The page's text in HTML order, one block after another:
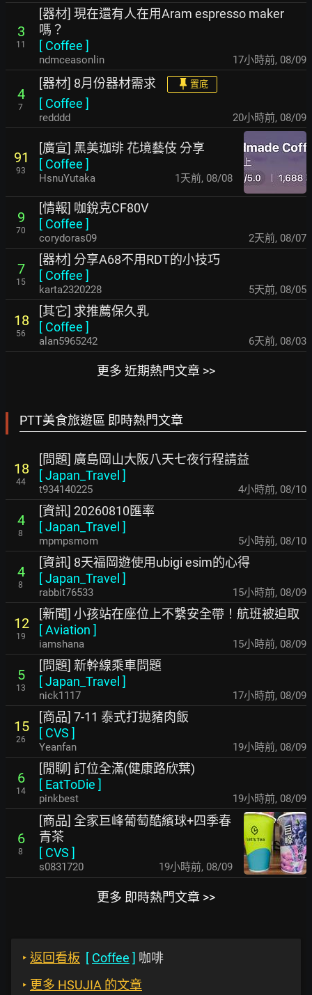
3
11
[器材] 現在還有人在用Aram espresso maker
嗎？
[ Coffee ]
ndmceasonlin 17小時前, 08/09
4
7
[器材] 8月份器材需求 置底
[ Coffee ]
redddd 20小時前, 08/09
91
93
[廣宣] 黑美珈琲 花境藝伎 分享
[ Coffee ]
HsnuYutaka 1天前, 08/08
9
70
[情報] 咖銳克CF80V
[ Coffee ]
corydoras09 2天前, 08/07
7
15
[器材] 分享A68不用RDT的小技巧
[ Coffee ]
karta2320228 5天前, 08/05
18
56
[其它] 求推薦保久乳
[ Coffee ]
alan5965242 6天前, 08/03
更多 近期熱門文章 >>
PTT美食旅遊區 即時熱門文章
18
44
[問題] 廣島岡山大阪八天七夜行程請益
[Japan_Travel ]
t934140225 4小時前, 08/10
4
8
[資訊] 20260810匯率
[Japan_Travel ]
mpmpsmom 5小時前, 08/10
4
8
[資訊] 8天福岡遊使用ubigi esim的心得
[Japan_Travel ]
rabbit76533 15小時前, 08/09
12
19
[新聞] 小孩站在座位上不繫安全帶！航班被迫取
[Aviation ]
iamshana 15小時前, 08/09
5
13
[問題] 新幹線乘車問題
[Japan_Travel ]
nick1117 17小時前, 08/09
15
26
[商品] 7-11 泰式打拋豬肉飯
[ CVS ]
Yeanfan 19小時前, 08/09
6
14
[閒聊] 訂位全滿(健康路欣葉)
[ EatToDie ]
pinkbest 19小時前, 08/09
6
8
[商品] 全家巨峰葡萄酷繽球+四季春
青茶
[ CVS ]
s0831720 19小時前, 08/09
更多 即時熱門文章 >>
‣ 返回看板 [ Coffee ] 咖啡
‣ 更多 HSUJIA 的文章